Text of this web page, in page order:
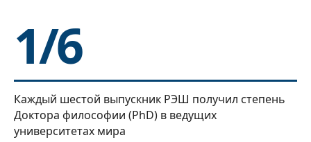
1/6
Каждый шестой выпускник РЭШ получил степень
Доктора философии (PhD) в ведущих
университетах мира